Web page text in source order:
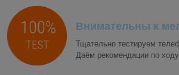
Внимательны к
Тщательно тестируем
Даём рекомендации по